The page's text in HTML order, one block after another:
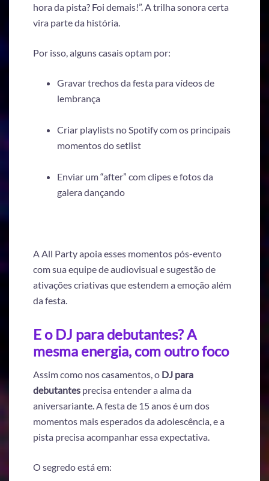
hora da pista? Foi demais!”. A trilha sonora certa
vira parte da história.
Por isso, alguns casais optam por:
Gravar trechos da festa para vídeos de
lembrança
Criar playlists no Spotify com os principais
momentos do setlist
Enviar um “after” com clipes e fotos da
galera dançando
A All Party apoia esses momentos pós-evento
com sua equipe de audiovisual e sugestão de
ativações criativas que estendem a emoção além
da festa.
E o DJ para debutantes? A
mesma energia, com outro foco
Assim como nos casamentos, o DJ para
debutantes precisa entender a alma da
aniversariante. A festa de 15 anos é um dos
momentos mais esperados da adolescência, e a
pista precisa acompanhar essa expectativa.
O segredo está em: